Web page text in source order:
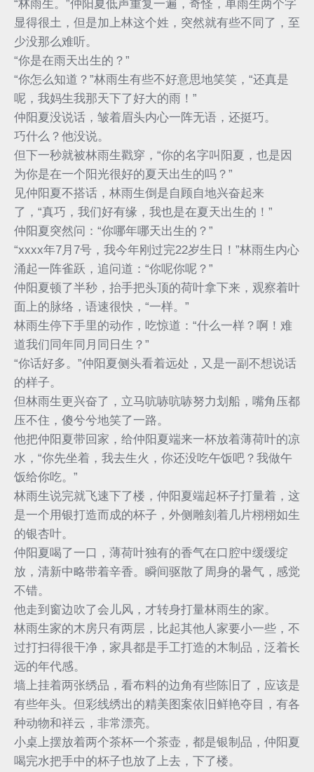
“林雨生。”仲阳夏低声重复一遍，奇怪，单雨生两个字
显得很土，但是加上林这个姓，突然就有些不同了，至
少没那么难听。
“你是在雨天出生的？”
“你怎么知道？”林雨生有些不好意思地笑笑，“还真是
呢，我妈生我那天下了好大的雨！”
仲阳夏没说话，皱着眉头内心一阵无语，还挺巧。
巧什么？他没说。
但下一秒就被林雨生戳穿，“你的名字叫阳夏，也是因
为你是在一个阳光很好的夏天出生的吗？”
见仲阳夏不搭话，林雨生倒是自顾自地兴奋起来
了，“真巧，我们好有缘，我也是在夏天出生的！”
仲阳夏突然问：“你哪年哪天出生的？”
“xxxx年7月7号，我今年刚过完22岁生日！”林雨生内心
涌起一阵雀跃，追问道：“你呢你呢？”
仲阳夏顿了半秒，抬手把头顶的荷叶拿下来，观察着叶
面上的脉络，语速很快，“一样。”
林雨生停下手里的动作，吃惊道：“什么一样？啊！难
道我们同年同月同日生？”
“你话好多。”仲阳夏侧头看着远处，又是一副不想说话
的样子。
但林雨生更兴奋了，立马吭哧吭哧努力划船，嘴角压都
压不住，傻兮兮地笑了一路。
他把仲阳夏带回家，给仲阳夏端来一杯放着薄荷叶的凉
水，“你先坐着，我去生火，你还没吃午饭吧？我做午
饭给你吃。”
林雨生说完就飞速下了楼，仲阳夏端起杯子打量着，这
是一个用银打造而成的杯子，外侧雕刻着几片栩栩如生
的银杏叶。
仲阳夏喝了一口，薄荷叶独有的香气在口腔中缓缓绽
放，清新中略带着辛香。瞬间驱散了周身的暑气，感觉
不错。
他走到窗边吹了会儿风，才转身打量林雨生的家。
林雨生家的木房只有两层，比起其他人家要小一些，不
过打扫得很干净，家具都是手工打造的木制品，泛着长
远的年代感。
墙上挂着两张绣品，看布料的边角有些陈旧了，应该是
有些年头。但彩线绣出的精美图案依旧鲜艳夺目，有各
种动物和祥云，非常漂亮。
小桌上摆放着两个茶杯一个茶壶，都是银制品，仲阳夏
喝完水把手中的杯子也放了上去，下了楼。